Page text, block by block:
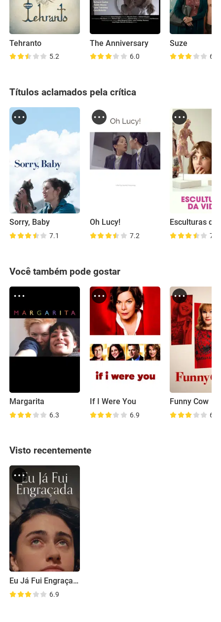
Tehranto
5.2
The Anniversary
6.0
Suze
6.8
Títulos aclamados pela crítica
Sorry, Baby
7.1
Oh Lucy!
7.2
Esculturas da
7.1
Você também pode gostar
Margarita
6.3
If I Were You
6.9
Funny Cow
6.5
Visto recentemente
Eu Já Fui Engraçada
6.9